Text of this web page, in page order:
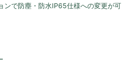
ンで防塵・防水IP65仕様への変更が可